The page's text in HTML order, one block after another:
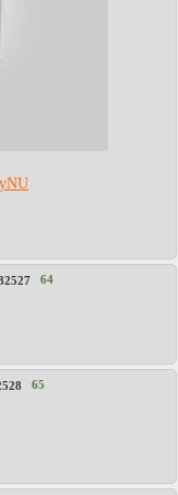
64
65